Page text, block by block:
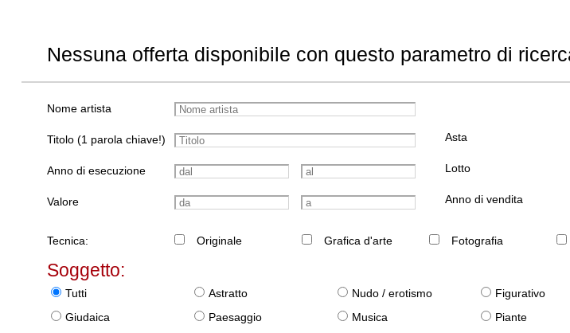
Nessuna offerta disponibile con questo parametro di
Nome artista
Titolo (1 parola chiave!)
Anno di esecuzione
Valore
Asta
Lotto
Anno di vendita
Tecnica: Originale Grafica d'arte Fotografia
Soggetto:
Tutti Astratto Nudo / erotismo Figurativo
Giudaica
Paesaggio Musica Piante